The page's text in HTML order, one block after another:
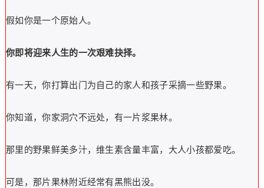
假如你是一个原始人。
你即将迎来人生的一次艰难抉择。
有一天，你打算出门为自己的家人和孩子采摘一些野果。
你知道，你家洞穴不远处，有一片浆果林。
那里的野果鲜美多汁，维生素含量丰富，大人小孩都爱吃。
可是，那片果林附近经常有黑熊出没。